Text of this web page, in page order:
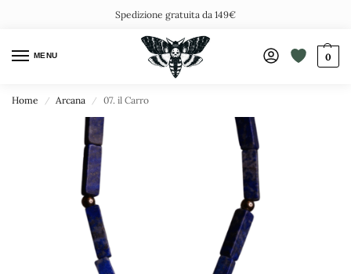
Spedizione gratuita da 149€
MENU 0
Home / Arcana / 07. il Carro